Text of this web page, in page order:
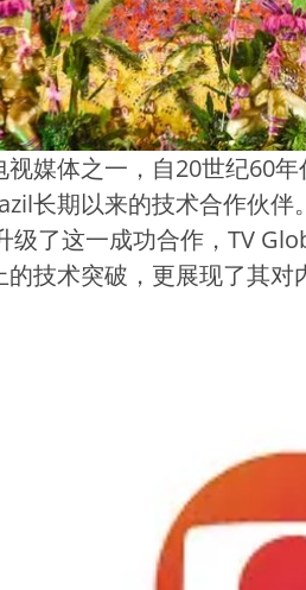
媒体之一，自20世纪60
长期以来的技术合作伙
了这一成功合作，TV
技术突破，更展现了其对